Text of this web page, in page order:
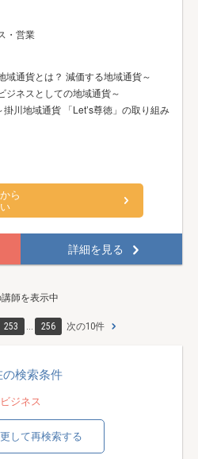
・営業
域通貨とは？ 減価する地域通貨～
ジネスとしての地域通貨～
川地域通貨 「Let’s尊徳」の取り組み
ら
詳細を見る
師を表示中
253 256 次の10件
検索条件
ビジネス
して再検索する